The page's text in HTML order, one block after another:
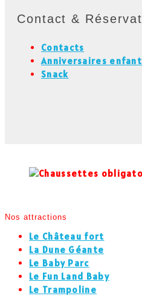
Contact &
Contacts
Anniversaires
Snack
Nos attractions
Le Château fort
La Dune Géante
Le Baby Parc
Le Fun Land Baby
Le Trampoline